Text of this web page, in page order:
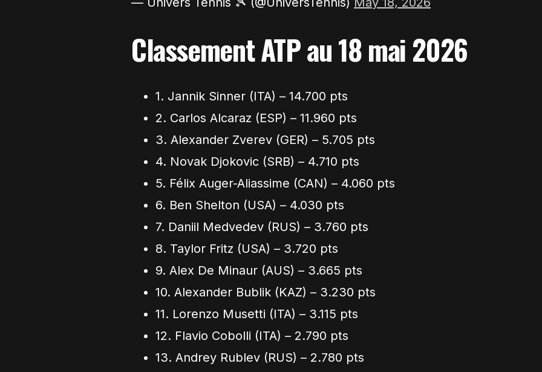
Classement ATP au 18 mai 2026
1. Jannik Sinner (ITA) – 14.700 pts
2. Carlos Alcaraz (ESP) – 11.960 pts
3. Alexander Zverev (GER) – 5.705 pts
4. Novak Djokovic (SRB) – 4.710 pts
5. Félix Auger-Aliassime (CAN) – 4.060 pts
6. Ben Shelton (USA) – 4.030 pts
7. Daniil Medvedev (RUS) – 3.760 pts
8. Taylor Fritz (USA) – 3.720 pts
9. Alex De Minaur (AUS) – 3.665 pts
10. Alexander Bublik (KAZ) – 3.230 pts
11. Lorenzo Musetti (ITA) – 3.115 pts
12. Flavio Cobolli (ITA) – 2.790 pts
13. Andrey Rublev (RUS) – 2.780 pts